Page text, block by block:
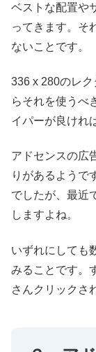
ベストな配置や
ってきます。そ
ないことです。
336 x 280のレ
らそれを使うべ
イパーが良けれ
アドセンスの広
りがあるようで
でしたが、最近
しますよね。
いずれにしても
みることです。
さんクリックさ